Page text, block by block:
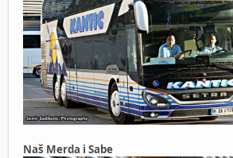
Naš Merda i Sabe